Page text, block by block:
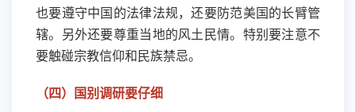
也要遵守中国的法律法规，还要防范美国的长臂管
辖。另外还要尊重当地的风土民情。特别要注意不
要触碰宗教信仰和民族禁忌。
（四）国别调研要仔细